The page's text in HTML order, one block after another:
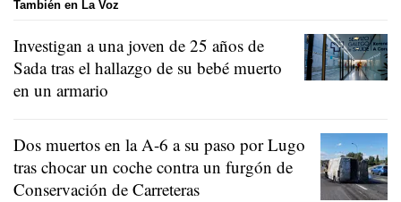
También en La Voz
Investigan a una joven de 25 años de
Sada tras el hallazgo de su bebé muerto
en un armario
Dos muertos en la A-6 a su paso por Lugo
tras chocar un coche contra un furgón de
Conservación de Carreteras